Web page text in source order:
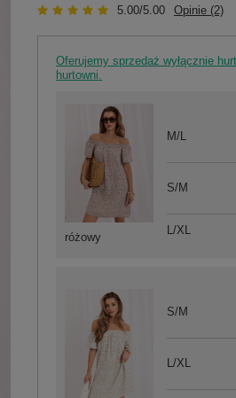
5.00/5.00 Opinie (2)
Oferujemy sprzedaż wyłącznie
hurtowni.
S/M
L/XL
różowy
M/L
S/M
L/XL